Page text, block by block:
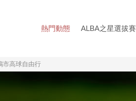
熱門動態 ALBA之星選拔賽
市高球自由行